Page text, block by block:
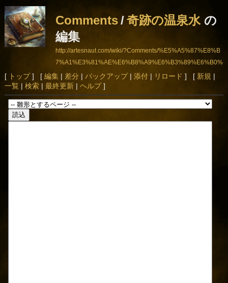
Comments/奇跡の温泉水の
編集
http://artesnaut.com/wiki/?Comments/%E5%A5%87%E8%B
7%A1%E3%81%AE%E6%B8%A9%E6%B3%89%E6%B0%
B4
[ トップ] [ 編集| 差分 | バックアップ| 添付| リロード ] [ 新規 |
一覧| 検索| 最終更新| ヘルプ]